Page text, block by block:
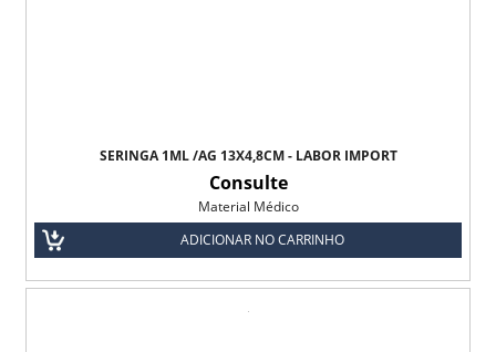
SERINGA 1ML /AG 13X4,8CM - LABOR IMPORT
Consulte
Material Médico
ADICIONAR NO CARRINHO